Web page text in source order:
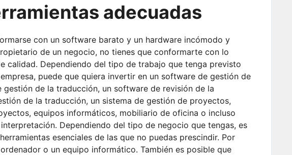
adecuadas
con un software barato y un hardware incómodo y
de un negocio, no tienes que conformarte con lo
calidad. Dependiendo del tipo de trabajo que tenga previsto
puede que quiera invertir en un software de gestión de
gestión de la traducción, un software de revisión de la
de la traducción, un sistema de gestión de proyectos,
equipos informáticos, mobiliario de oficina o incluso
Dependiendo del tipo de negocio que tengas, es
esenciales de las que no puedas prescindir. Por
o un equipo informático. También es posible que